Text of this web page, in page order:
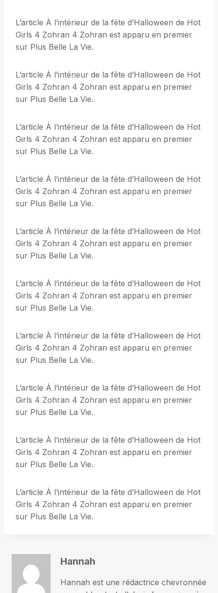
L’article À l’intérieur de la fête d’Halloween de Hot
Girls 4 Zohran 4 Zohran est apparu en premier
sur Plus Belle La Vie.
L’article À l’intérieur de la fête d’Halloween de Hot
Girls 4 Zohran 4 Zohran est apparu en premier
sur Plus Belle La Vie.
L’article À l’intérieur de la fête d’Halloween de Hot
Girls 4 Zohran 4 Zohran est apparu en premier
sur Plus Belle La Vie.
L’article À l’intérieur de la fête d’Halloween de Hot
Girls 4 Zohran 4 Zohran est apparu en premier
sur Plus Belle La Vie.
L’article À l’intérieur de la fête d’Halloween de Hot
Girls 4 Zohran 4 Zohran est apparu en premier
sur Plus Belle La Vie.
L’article À l’intérieur de la fête d’Halloween de Hot
Girls 4 Zohran 4 Zohran est apparu en premier
sur Plus Belle La Vie.
L’article À l’intérieur de la fête d’Halloween de Hot
Girls 4 Zohran 4 Zohran est apparu en premier
sur Plus Belle La Vie.
L’article À l’intérieur de la fête d’Halloween de Hot
Girls 4 Zohran 4 Zohran est apparu en premier
sur Plus Belle La Vie.
L’article À l’intérieur de la fête d’Halloween de Hot
Girls 4 Zohran 4 Zohran est apparu en premier
sur Plus Belle La Vie.
L’article À l’intérieur de la fête d’Halloween de Hot
Girls 4 Zohran 4 Zohran est apparu en premier
sur Plus Belle La Vie.
Hannah
Hannah est une rédactrice chevronnée